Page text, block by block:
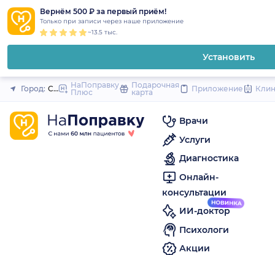
Вернём 500 ₽ за первый приём!
Только при записи через наше приложение
~13.5 тыс.
Установить
Закрыть
Город: СаратовНаПоправку
Плюс
Подарочная
карта
Приложение
Врачи
Услуги
Диагностика
Онлайн-
консультации
ИИ-доктор
Психологи
Акции